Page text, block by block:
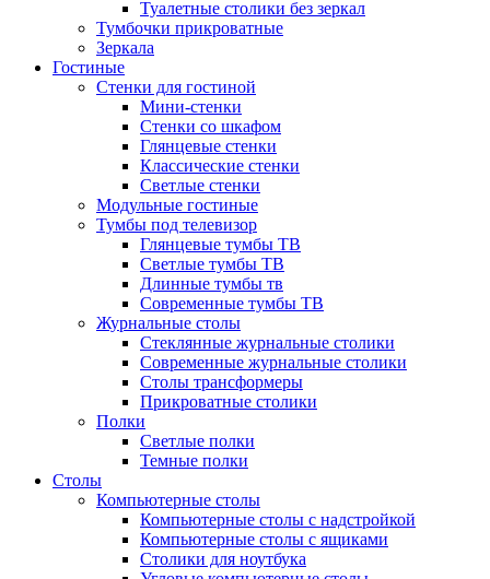
Туалетные столики без зеркал
Тумбочки прикроватные
Зеркала
Гостиные
Стенки для гостиной
Мини-стенки
Стенки со шкафом
Глянцевые стенки
Классические стенки
Светлые стенки
Модульные гостиные
Тумбы под телевизор
Глянцевые тумбы ТВ
Светлые тумбы ТВ
Длинные тумбы тв
Современные тумбы ТВ
Журнальные столы
Стеклянные журнальные столики
Современные журнальные столики
Столы трансформеры
Прикроватные столики
Полки
Светлые полки
Темные полки
Столы
Компьютерные столы
Компьютерные столы с надстройкой
Компьютерные столы с ящиками
Столики для ноутбука